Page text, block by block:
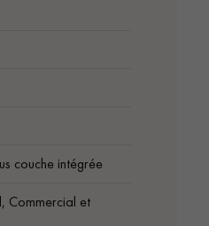
couche intégrée
Commercial et